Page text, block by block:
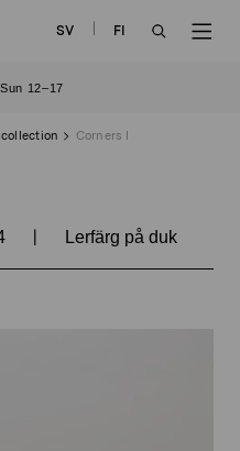
SV
FI
12–17
Corners I
| Lerfärg på duk